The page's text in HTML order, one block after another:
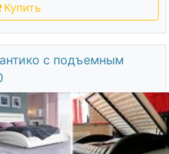
Купить
с подъемным